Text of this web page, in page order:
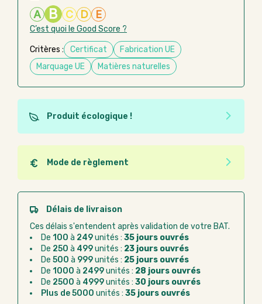
A B C D E
C’est quoi le Good Score ?
Critères : Certificat
Fabrication UE
Marquage UE
Matières naturelles
Produit écologique !
Ce produit est éco-conçu, il a été fabriqué à partir de
matériaux recyclés ou recyclables. Ces produits
peuvent plus facilement obtenir une seconde vie
après utilisation. L'origine de fabrication du produit
n'entre pas dans les critères d'éco-conception.
Mode de règlement
Quel que soit le mode de règlement, vous pouvez
passer commande en ligne sur Good Act.
Paiement CB :paiement sécurisé par carte
Virement bancaire :règlement sur facture
après la commande
Chorus Pro :règlement par mandat
administratif après la commande
Délais de livraison
Ces délais s'entendent après validation de votre BAT.
De 100 à 249unités : 35 jours ouvrés
De 250 à 499unités : 23 jours ouvrés
De 500 à 999unités : 25 jours ouvrés
De 1000 à 2499unités : 28 jours ouvrés
De 2500 à 4999unités : 30 jours ouvrés
Plus de 5000 unités : 35 jours ouvrés